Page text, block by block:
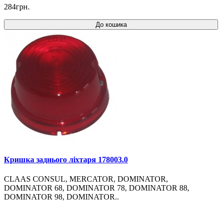
284грн.
До кошика
Кришка заднього ліхтаря 178003.0
CLAAS CONSUL, MERCATOR, DOMINATOR,
DOMINATOR 68, DOMINATOR 78, DOMINATOR 88,
DOMINATOR 98, DOMINATOR..